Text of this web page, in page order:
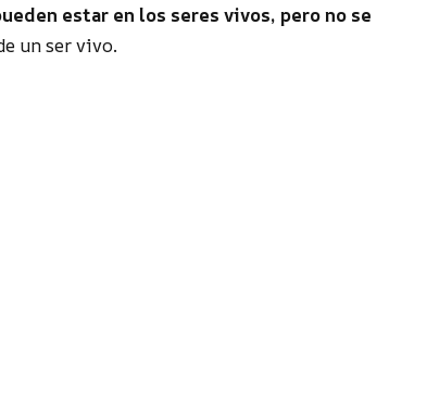
estar en los seres vivos, pero no se
un ser vivo.